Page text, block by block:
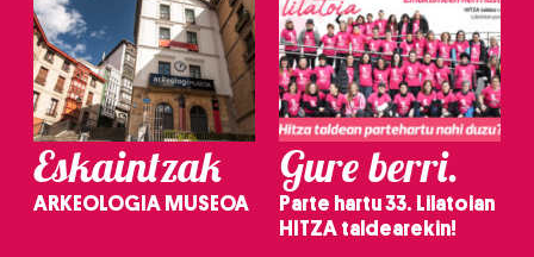
Eskaintzak
ARKEOLOGIA MUSEOA
Gure berri.
Parte hartu 33. Lilatoian
HITZA taldearekin!